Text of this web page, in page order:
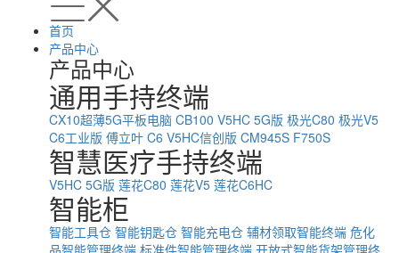
首页
产品中心
产品中心
通用手持终端
CX10超薄5G平板电脑 CB100 V5HC 5G版 极光C80 极光V5
C6工业版 傅立叶 C6 V5HC信创版 CM945S F750S
智慧医疗手持终端
V5HC 5G版 莲花C80 莲花V5 莲花C6HC
智能柜
智能工具仓 智能钥匙仓 智能充电仓 辅材领取智能终端 危化
品智能管理终端 标准件智能管理终端 开放式智能货架管理终